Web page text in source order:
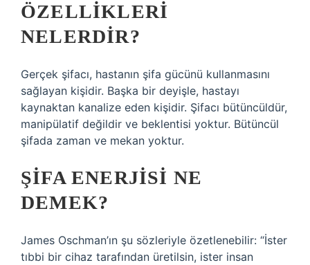
ÖZELLIKLERI
NELERDIR?
Gerçek şifacı, hastanın şifa gücünü kullanmasını
sağlayan kişidir. Başka bir deyişle, hastayı
kaynaktan kanalize eden kişidir. Şifacı bütüncüldür,
manipülatif değildir ve beklentisi yoktur. Bütüncül
şifada zaman ve mekan yoktur.
ŞIFA ENERJISI NE
DEMEK?
James Oschman’ın şu sözleriyle özetlenebilir: “İster
tıbbi bir cihaz tarafından üretilsin, ister insan